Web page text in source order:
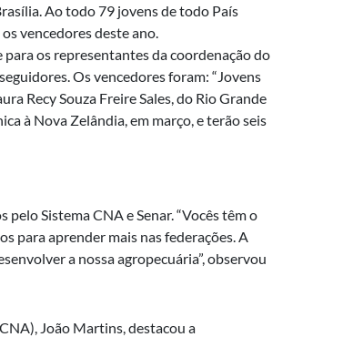
Ao todo 79 jovens de todo País
vencedores deste ano.
os representantes da coordenação do
Os vencedores foram: “Jovens
Recy Souza Freire Sales, do Rio Grande
à Nova Zelândia, em março, e terão seis
Sistema CNA e Senar. “Vocês têm o
para aprender mais nas federações. A
a nossa agropecuária”, observou
João Martins, destacou a